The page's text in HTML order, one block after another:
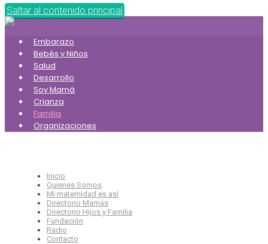
Saltar al contenido principal
Embarazo
Bebés y Niños
Salud
Desarrollo
Soy Mamá
Crianza
Familia
Organizaciones
Inicio
Quienes Somos
Mi maternidad es así
Directorio Mamás
Directorio Hijos y Familia
Fundación
Radio
Contacto